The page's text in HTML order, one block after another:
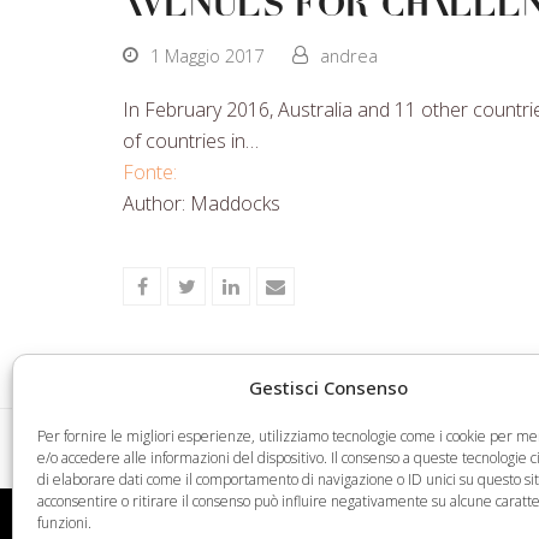
Gestisci Consenso
Per fornire le migliori esperienze, utilizziamo tecnologie come i cookie per
e/o accedere alle informazioni del dispositivo. Il consenso a queste tecnologie
di elaborare dati come il comportamento di navigazione o ID unici su questo
acconsentire o ritirare il consenso può influire negativamente su alcune
funzioni.
1 Maggio 2017 andrea
In February 2016, Australia and 11 other
of countries in…
Fonte:
Author: Maddocks
Share
Facebook
Share
Twitter
Share
LinkedIn
Share
Email
previous
post:
An Opportunity to Shape Compliance with